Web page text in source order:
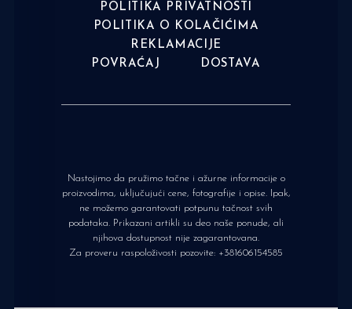
POLITIKA PRIVATNOSTI
POLITIKA O KOLAČIĆIMA
REKLAMACIJE
POVRAĆAJ
DOSTAVA
Nastojimo da pružimo tačne i ažurne informacije o
proizvodima, uključujući cene, fotografije i opise. Ipak,
ne možemo garantovati potpunu tačnost svih
podataka. Prikazani artikli su deo naše ponude, ali
njihova dostupnost nije zagarantovana.
Za proveru raspoloživosti pozovite: +381606154585